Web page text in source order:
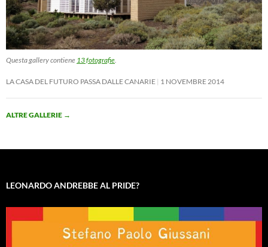
Questa gallery contiene 13 fotografie
LA CASA DEL FUTURO PASSA DALLE CANARIE 1 NOVEMBRE 2014
ALTRE GALLERIE →
LEONARDO ANDREBBE AL PRIDE?